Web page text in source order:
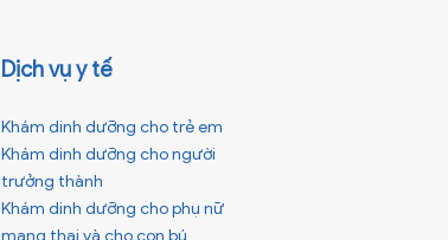
Dịch vụ y tế
Khám dinh dưỡng cho trẻ em
Khám dinh dưỡng cho người
trưởng thành
Khám dinh dưỡng cho phụ nữ